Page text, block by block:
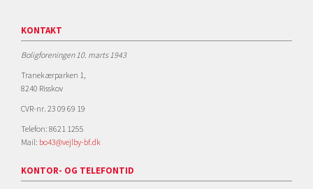
KONTAKT
Boligforeningen 10. marts 1943
Tranekærparken 1,
8240 Risskov
CVR-nr. 23 09 69 19
Telefon: 8621 1255
Mail: bo43@vejlby-bf.dk
KONTOR- OG TELEFONTID